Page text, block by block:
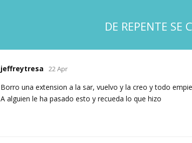
DE REPENTE SE
jeffreytresa 22 Apr
Borro una extension a la sar, vuelvo y la creo y todo
A alguien le ha pasado esto y recueda lo que hizo